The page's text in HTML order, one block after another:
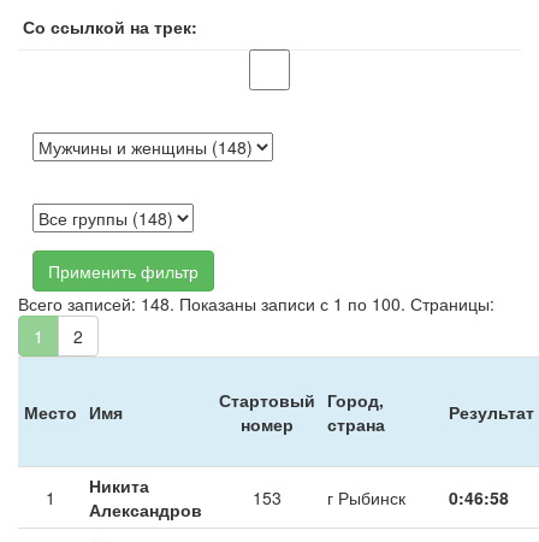
Со ссылкой на трек:
Применить фильтр
Всего записей: 148. Показаны записи с 1 по 100. Страницы:
1
2
Место Имя
Стартовый
номер
Город,
страна
Результат
1
Никита
Александров
153 г Рыбинск 0:46:58